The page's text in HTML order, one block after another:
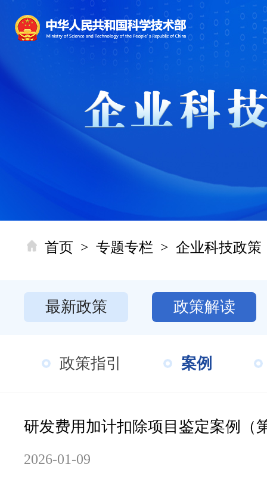
首页 > 专题专栏 > 企业科技政策
最新政策 政策解读
政策指引 案例
研发费用加计扣除项目鉴定案例（
2026-01-09